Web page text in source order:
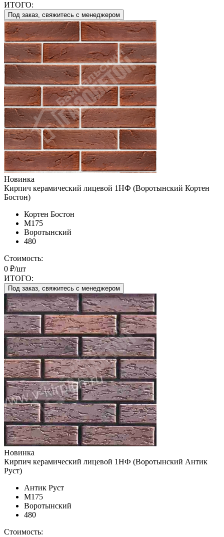
ИТОГО:
Под заказ, свяжитесь с менеджером
Новинка
Кирпич керамический лицевой 1НФ (Воротынский Кортен
Бостон)
Кортен Бостон
М175
Воротынский
480
Стоимость:
0 ₽/шт
ИТОГО:
Под заказ, свяжитесь с менеджером
Новинка
Кирпич керамический лицевой 1НФ (Воротынский Антик
Руст)
Антик Руст
М175
Воротынский
480
Стоимость: